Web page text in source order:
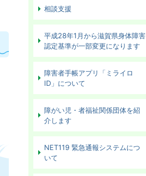
相談支援
平成28年1月から滋賀県身体障害
認定基準が一部変更になります
障害者手帳アプリ「ミライロ
ID」について
障がい児・者福祉関係団体を紹
介します
NET119 緊急通報システムにつ
いて